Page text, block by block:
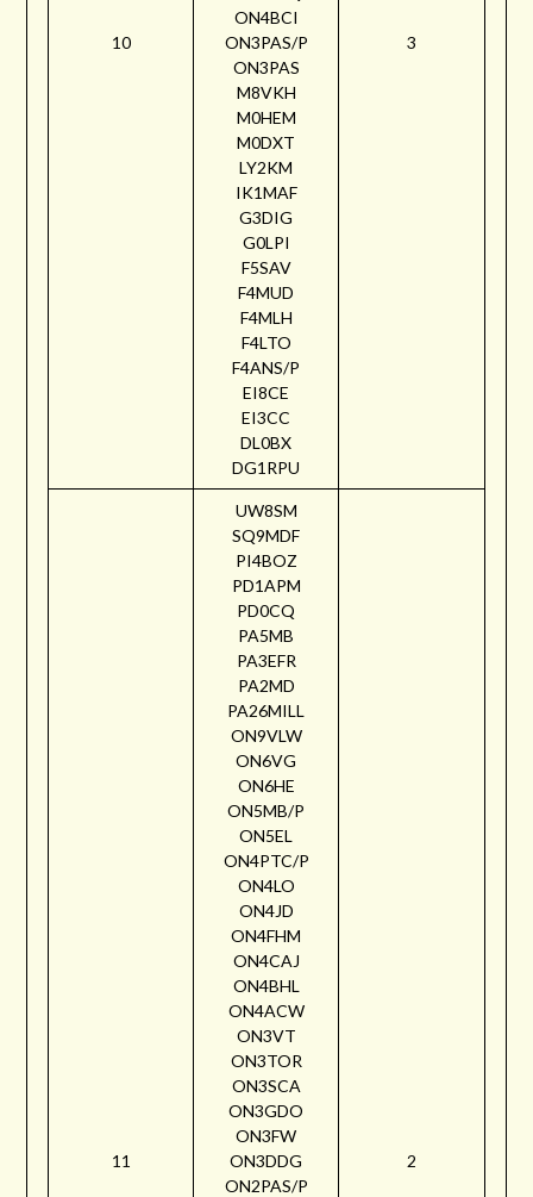
10
ON4BCI
ON3PAS/P
ON3PAS
M8VKH
M0HEM
M0DXT
LY2KM
IK1MAF
G3DIG
G0LPI
F5SAV
F4MUD
F4MLH
F4LTO
F4ANS/P
EI8CE
EI3CC
DL0BX
DG1RPU
3
11
UW8SM
SQ9MDF
PI4BOZ
PD1APM
PD0CQ
PA5MB
PA3EFR
PA2MD
PA26MILL
ON9VLW
ON6VG
ON6HE
ON5MB/P
ON5EL
ON4PTC/P
ON4LO
ON4JD
ON4FHM
ON4CAJ
ON4BHL
ON4ACW
ON3VT
ON3TOR
ON3SCA
ON3GDO
ON3FW
ON3DDG
ON2PAS/P
2